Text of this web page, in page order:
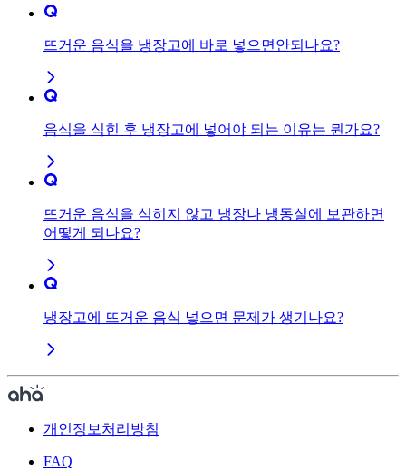
뜨거운 음식을 냉장고에 바로 넣으면안되나요?
음식을 식힌 후 냉장고에 넣어야 되는 이유는 뭔가요?
뜨거운 음식을 식히지 않고 냉장나 냉동실에 보관하면
어떻게 되나요?
냉장고에 뜨거운 음식 넣으면 문제가 생기나요?
개인정보처리방침
FAQ